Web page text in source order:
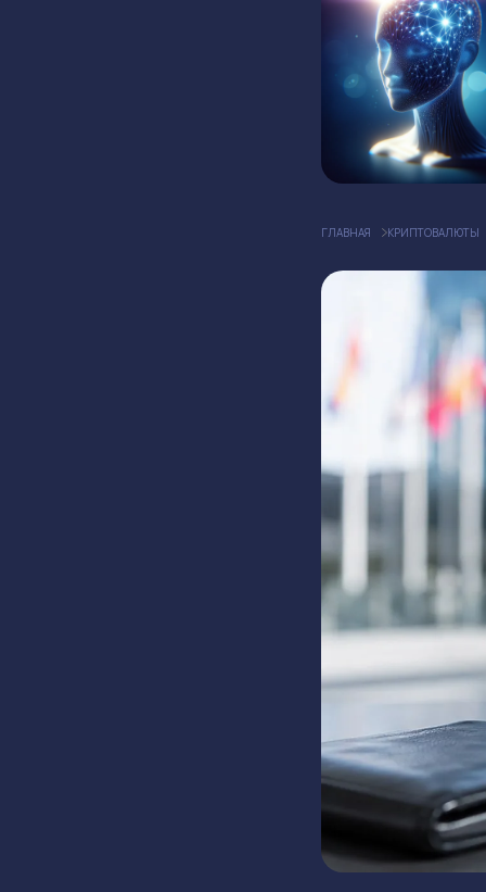
ГЛАВНАЯ КРИПТОВАЛЮТЫ